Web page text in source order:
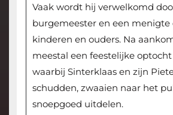
Vaak wordt hij verwelkomd
burgemeester en een menigte
kinderen en ouders. Na
meestal een feestelijke
waarbij Sinterklaas en zijn
schudden, zwaaien naar het
snoepgoed uitdelen.